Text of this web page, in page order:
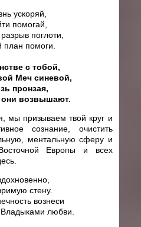
ускоряй,
помогай,
поглоти,
план помоги.
с тобой,
Меч синевой,
пронзая,
они возвышают.
мы призываем твой круг и
сознание, очистить
ментальную сферу и
Европы и всех
стену.
вознеси
любви.